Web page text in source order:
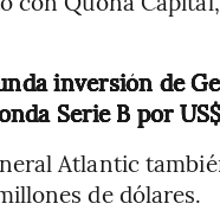
inversión de
Serie B por
Atlantic
de dólares.